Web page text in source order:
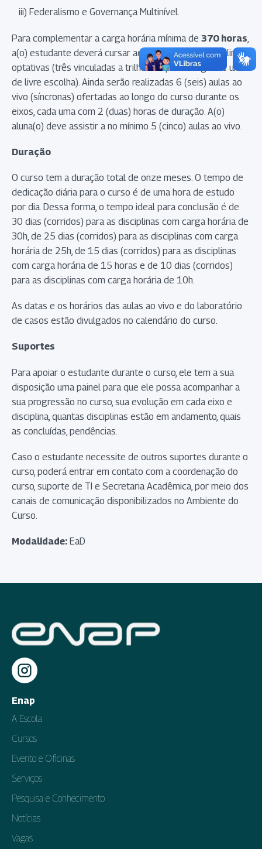
iii) Federalismo e Governança Multinível.
Para complementar a carga horária mínima de 370 horas
a(o) estudante deverá cursar ao menos quatro disciplinas
optativas (três vinculadas a trilha de aprendizagem e uma
de livre escolha). Ainda serão realizadas 6 (seis) aulas ao
vivo (síncronas) ofertadas ao longo do curso durante os
eixos, cada uma com 2 (duas) horas de duração. A(o)
aluna(o) deve assistir a no mínimo 5 (cinco) aulas ao vivo.
Duração
O curso tem a duração total de onze meses. O tempo de
dedicação diária para o curso é de uma hora de estudo
por dia. Dessa forma, o tempo ideal para conclusão é de
30 dias (corridos) para as disciplinas com carga horária de
30h, de 25 dias (corridos) para as disciplinas com carga
horária de 25h, de 15 dias (corridos) para as disciplinas
com carga horária de 15 horas e de 10 dias (corridos)
para as disciplinas com carga horária de 10h.
As datas e os horários das aulas ao vivo e do laboratório
de casos estão divulgados no calendário do curso.
Suportes
Para apoiar o estudante durante o curso, ele tem a sua
disposição uma painel para que ele possa acompanhar a
sua progressão no curso, sua evolução em cada eixo e
disciplina, quantas disciplinas estão em andamento, quais
as concluídas, pendências.
Caso o estudante necessite de outros suportes durante o
curso, poderá entrar em contato com a coordenação do
curso, suporte de TI e Secretaria Acadêmica, por meio dos
canais de comunicação disponibilizados no Ambiente do
Curso.
Modalidade: EaD
Enap
A Escola
Cursos
Evento e Oficinas
Serviços
Pesquisa e Conhecimento
Notícias
Vagas